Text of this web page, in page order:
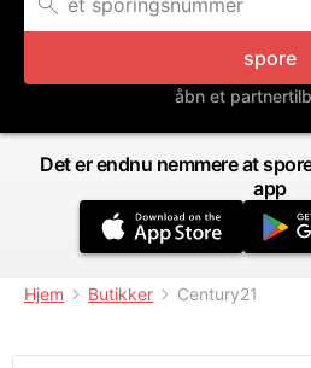
spore
åbn et
Det er endnu nemmere at
app
Hjem Butikker Century21